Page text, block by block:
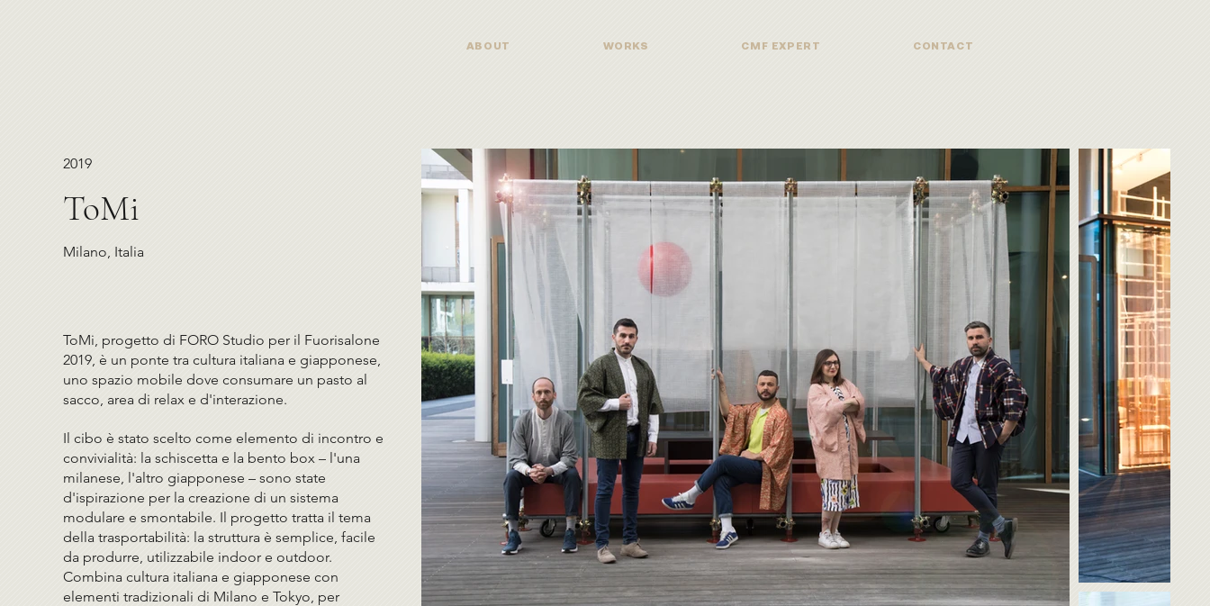
ABOUT WORKS CMF EXPERT CONTACT
2019
ToMi
Milano, Italia
ToMi, progetto di FORO Studio per il Fuorisalone
2019, è un ponte tra cultura italiana e giapponese,
uno spazio mobile dove consumare un pasto al
sacco, area di relax e d'interazione.
Il cibo è stato scelto come elemento di incontro e
convivialità: la schiscetta e la bento box – l'una
milanese, l'altro giapponese – sono state
d'ispirazione per la creazione di un sistema
modulare e smontabile. Il progetto tratta il tema
della trasportabilità: la struttura è semplice, facile
da produrre, utilizzabile indoor e outdoor.
Combina cultura italiana e giapponese con
elementi tradizionali di Milano e Tokyo, per